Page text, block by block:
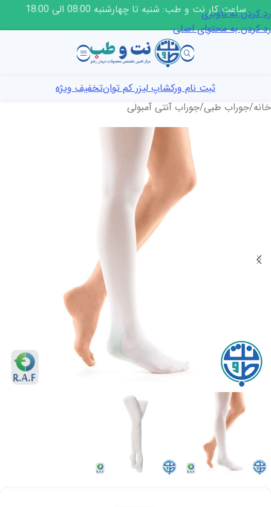
رد کردن به ناوبری
رد کردن به محتوای اصلی
ساعت کار نت و طب: شنبه تا چهارشنبه 08:00 الی 18:00
ثبت نام ورکشاپ لیزر کم توانتخفیف ویژه
خانه/جوراب طبی/جوراب آنتی آمبولی